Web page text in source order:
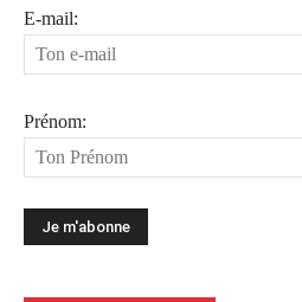
E-mail:
Prénom: